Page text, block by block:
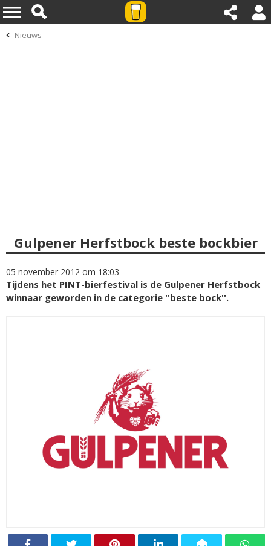
Nieuws
Gulpener Herfstbock beste bockbier
05 november 2012 om 18:03
Tijdens het PINT-bierfestival is de Gulpener Herfstbock
winnaar geworden in de categorie ''beste bock''.